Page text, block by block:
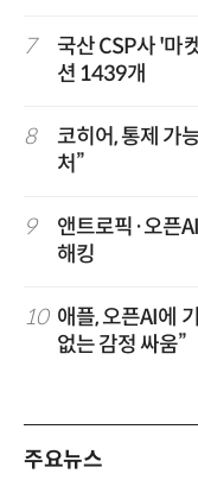
7
국산 CSP사 '마
션 1439개
8
코히어, 통제 가
처”
9
앤트로픽·오픈
해킹
10 애플, 오픈AI에
없는 감정 싸움”
주요뉴스